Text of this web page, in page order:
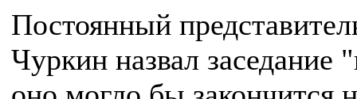
Постоянный
Чуркин назвал заседание